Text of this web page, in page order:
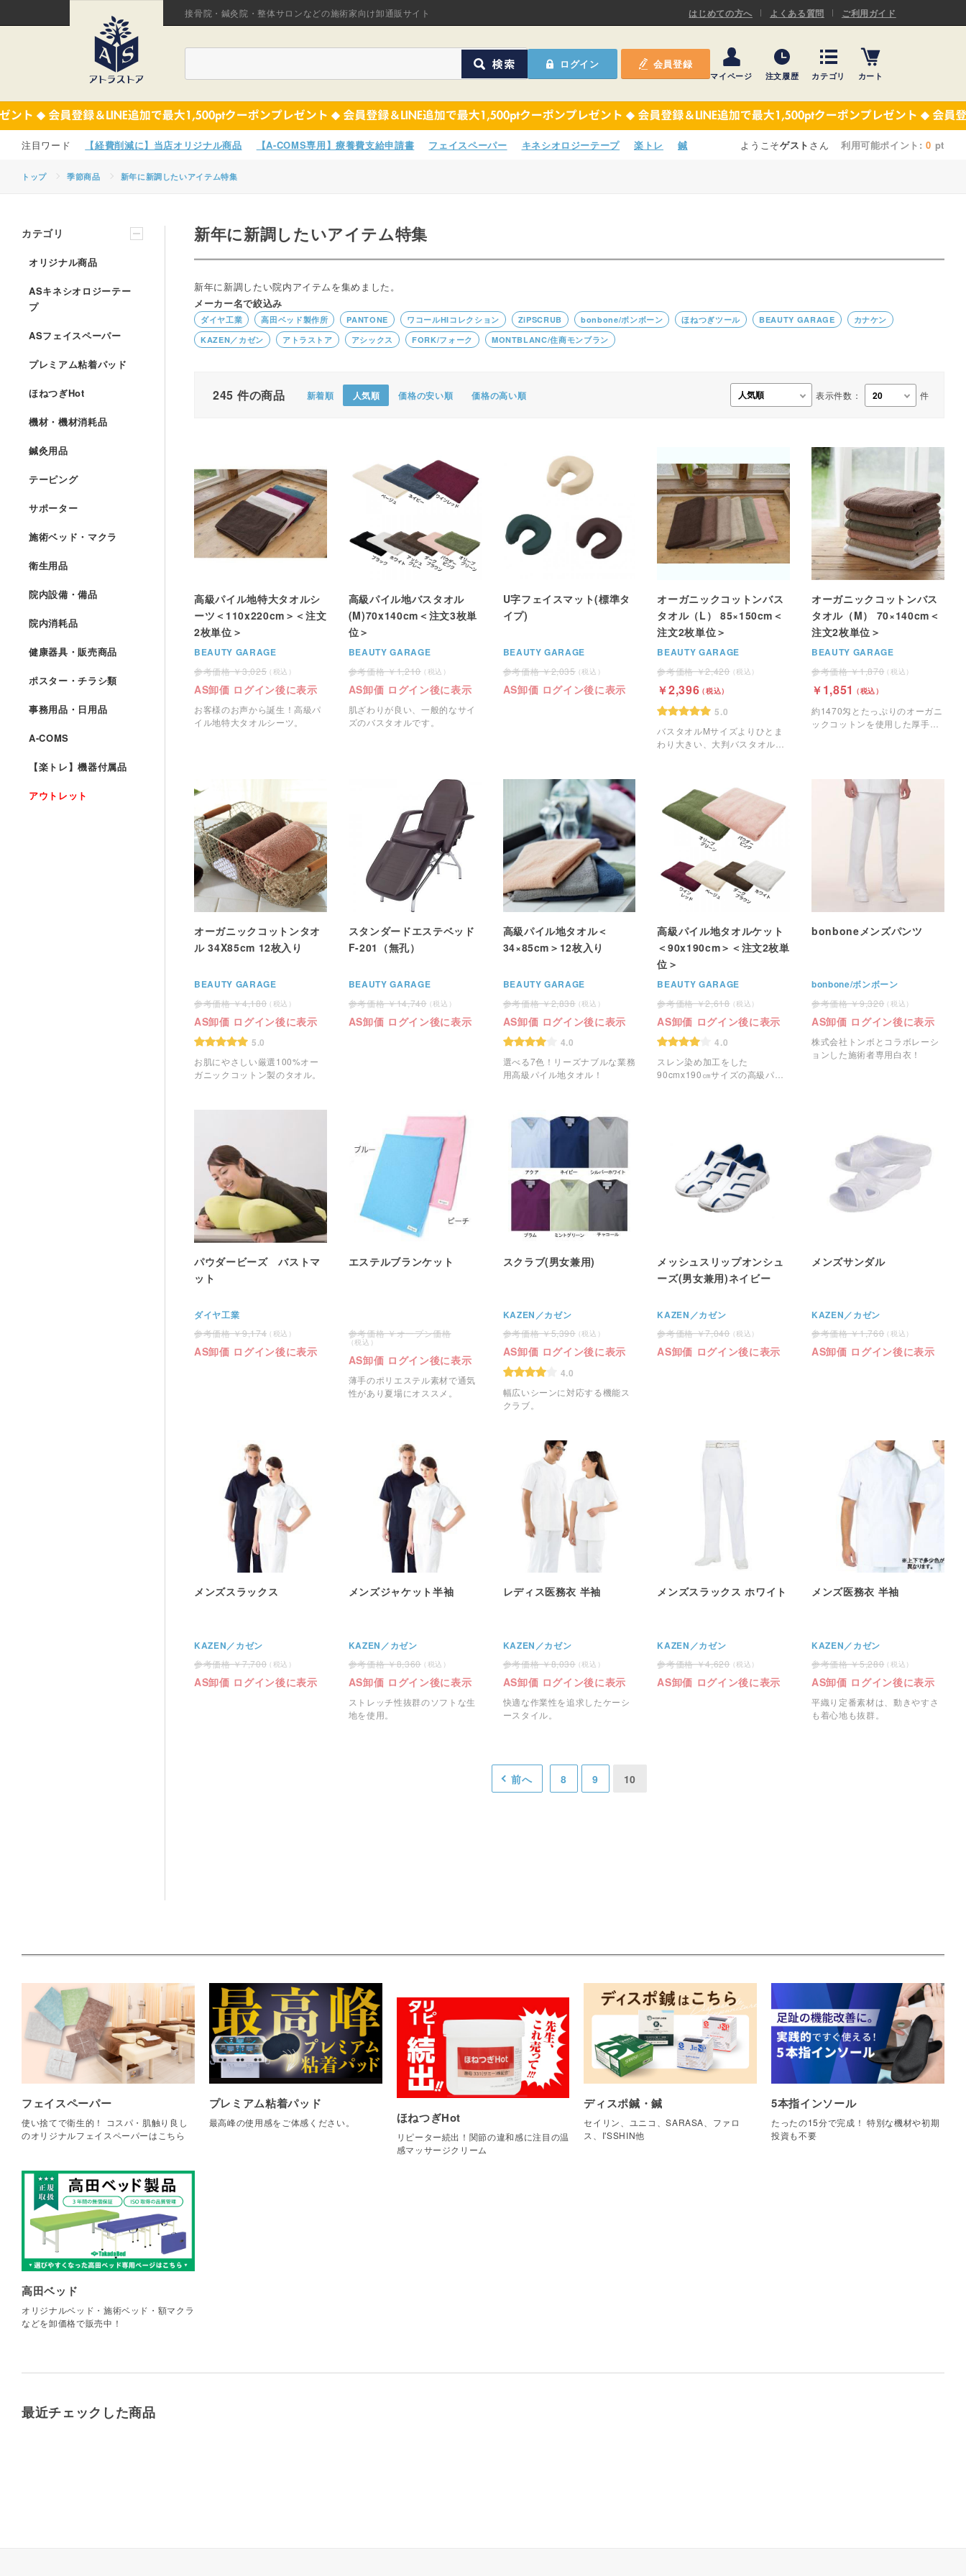
接骨院・鍼灸院・整体サロンなどの施術家向け卸通販サイト はじめての方へ よくある質問 ご利用ガイド
ログイン 会員登録
マイページ 注文履歴 カテゴリ
オリジナル商品 ASキネシオロジーテープ
ポスター・チラシ類
カート
【経費削減に】当店オリジナル商品 【A-COMS専用】療養費支給申請書 フェイスペーパー キネシオロジーテープ 楽トレ 鍼 ようこそゲスト さん 利用可能ポイント:0 pt
トップ 季節商品 新年に新調したいアイテム特集
新年に新調したいアイテム特集
新年に新調したい院内アイテムを集めました。
メーカー名で絞込み
ダイヤ工業 高田ベッド製作所 PANTONE ワコールHIコレクション ZiPSCRUB bonbone/ボンボーン ほねつぎツール BEAUTY GARAGE
カナケン
KAZEN／カゼン
アトラストア アシックス FORK/フォーク MONTBLANC/住商モンブラン
245 件の商品 新着順 人気順 価格の安い順 価格の高い順 表示件数： 件
高級パイル地特大タオルシ
ーツ＜110x220cm＞＜注文
2枚単位＞
BEAUTY GARAGE
3,025
AS卸価 ログイン後に表示
お客様のお声から誕生！高級パ
イル地特大タオルシーツ。
高級パイル地バスタオル
(M)70x140cm＜注文3枚単
位＞
BEAUTY GARAGE
1,210
AS卸価 ログイン後に表示
肌ざわりが良い、一般的なサイ
ズのバスタオルです。
U字フェイスマット(標準タ
イプ)
BEAUTY GARAGE
2,035
AS卸価 ログイン後に表示
オーガニックコットンバス
タオル（L） 85×150cm＜
注文2枚単位＞
BEAUTY GARAGE
2,420
2,396
5.0
バスタオルMサイズよりひとま
わり大きい、大判バスタオルで
オーガニックコットンバス
タオル（M） 70×140cm＜
注文2枚単位＞
BEAUTY GARAGE
1,870
1,851
約1470匁とたっぷりのオーガニ
ックコットンを使用した厚手仕
オーガニックコットンタオ
ル 34X85cm 12枚入り
BEAUTY GARAGE
4,180
AS卸価 ログイン後に表示
5.0
お肌にやさしい厳選100%オー
ガニックコットン製のタオル。
スタンダードエステベッド
F-201（無孔）
BEAUTY GARAGE
14,740
AS卸価 ログイン後に表示
高級パイル地タオル＜
34×85cm＞12枚入り
BEAUTY GARAGE
2,838
AS卸価 ログイン後に表示
4.0
選べる7色！リーズナブルな業務
用高級パイル地タオル！
高級パイル地タオルケット
＜90x190cm＞＜注文2枚単
位＞
BEAUTY GARAGE
2,618
AS卸価 ログイン後に表示
4.0
スレン染め加工をした
90cmx190㎝サイズの高級パイ
bonboneメンズパンツ
bonbone/ボンボーン
9,320
AS卸価 ログイン後に表示
株式会社トンボとコラボレーシ
ョンした施術者専用白衣！
パウダービーズ バストマ
ット
ダイヤ工業
9,174
AS卸価 ログイン後に表示
エステルブランケット
オープン価格
AS卸価 ログイン後に表示
薄手のポリエステル素材で通気
性があり夏場にオススメ。
スクラブ(男女兼用)
KAZEN／カゼン
5,390
AS卸価 ログイン後に表示
4.0
幅広いシーンに対応する機能ス
クラブ。
メッシュスリップオンシュ
ーズ(男女兼用)ネイビー
KAZEN／カゼン
7,040
AS卸価 ログイン後に表示
メンズサンダル
KAZEN／カゼン
1,760
AS卸価 ログイン後に表示
メンズスラックス
KAZEN／カゼン
7,700
AS卸価 ログイン後に表示
メンズジャケット半袖
KAZEN／カゼン
8,360
AS卸価 ログイン後に表示
ストレッチ性抜群のソフトな生
地を使用。
レディス医務衣 半袖
KAZEN／カゼン
8,030
AS卸価 ログイン後に表示
快適な作業性を追求したケーシ
ースタイル。
メンズスラックス ホワイト
KAZEN／カゼン
4,620
AS卸価 ログイン後に表示
メンズ医務衣 半袖
KAZEN／カゼン
5,280
AS卸価 ログイン後に表示
平織り定番素材は、動きやすさ
も着心地も抜群。
前へ 8 9 10
カテゴリ
オリジナル商品
ASキネシオロジーテー
プ
ASフェイスペーパー
プレミアム粘着パッド
ほねつぎHot
機材・機材消耗品
鍼灸用品
テーピング
サポーター
施術ベッド・マクラ
衛生用品
院内設備・備品
院内消耗品
健康器具・販売商品
ポスター・チラシ類
事務用品・日用品
A-COMS
【楽トレ】機器付属品
アウトレット
フェイスペーパー
使い捨てで衛生的！ コスパ・肌触り良し
のオリジナルフェイスペーパーはこちら
プレミアム粘着パッド
最高峰の使用感をご体感ください。 ほねつぎHot
リピーター続出！関節の違和感に注目の温
感マッサージクリーム
ディスポ鍼・鍼
セイリン、ユニコ、SARASA、ファロ
ス、I'SSHIN他
5本指インソール
たったの15分で完成！ 特別な機材や初期
投資も不要
高田ベッド
オリジナルベッド・施術ベッド・額マクラ
などを卸価格で販売中！
最近チェックした商品
ほねつぎHot 機材・機材消耗品
鍼灸用品 テーピング
サポーター 施術ベッド・マクラ
A-COMS 【楽トレ】機器付属品